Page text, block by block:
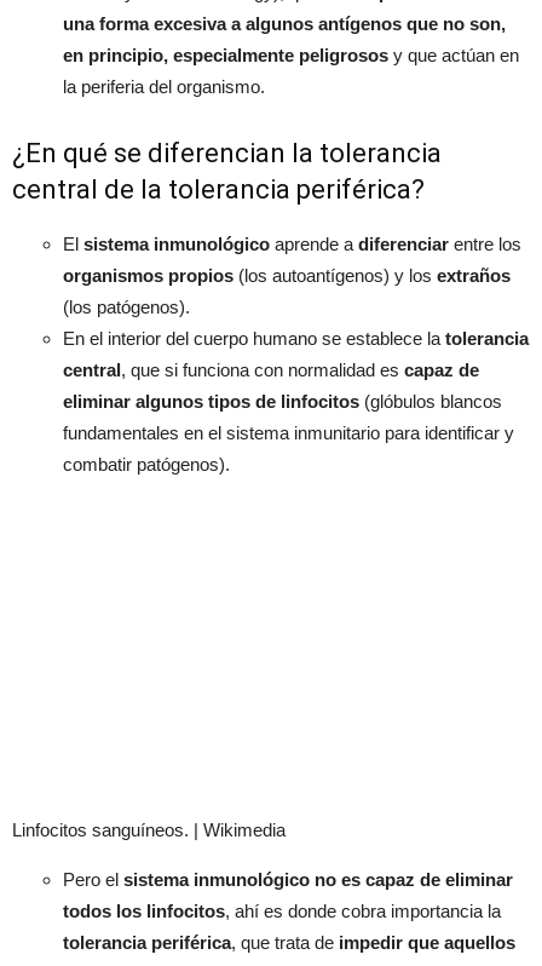
una forma excesiva a algunos antígenos que no son,
en principio, especialmente peligrosos y que actúan en
la periferia del organismo.
¿En qué se diferencian la tolerancia
central de la tolerancia periférica?
El sistema inmunológico aprende a diferenciar entre los
organismos propios (los autoantígenos) y los extraños
(los patógenos).
En el interior del cuerpo humano se establece la tolerancia
central, que si funciona con normalidad es capaz de
eliminar algunos tipos de linfocitos (glóbulos blancos
fundamentales en el sistema inmunitario para identificar y
combatir patógenos).
Linfocitos sanguíneos. | Wikimedia
Pero el sistema inmunológico no es capaz de eliminar
todos los linfocitos, ahí es donde cobra importancia la
tolerancia periférica, que trata de impedir que aquellos